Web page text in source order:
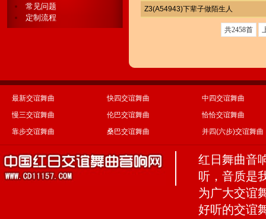
常见问题
定制流程
Z3(A54943)下辈子做陌生人
共2458首
最新交谊舞曲 快四交谊舞曲
中四交谊舞曲
慢三交谊舞曲
伦巴交谊舞曲
恰恰交谊舞曲
靠步交谊舞曲
桑巴交谊舞曲 并四(六步)交谊舞曲
红日舞曲音
听，音质是
为广大交谊
好听的交谊